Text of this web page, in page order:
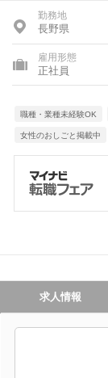
勤務地
長野県
雇用形態
正社員
職種・業種未経験OK
女性のおしごと掲載中
求人情報